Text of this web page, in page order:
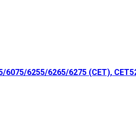
6075/6255/6265/6275 (CET),